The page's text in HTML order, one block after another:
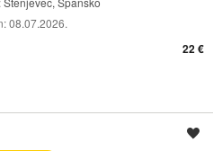
08.07.2026.
22 €